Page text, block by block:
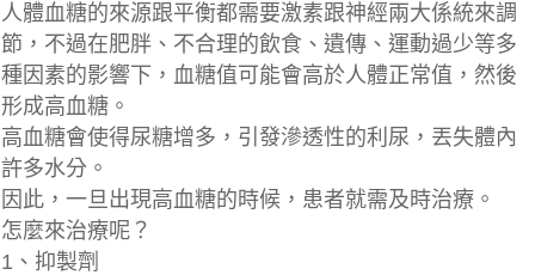
人體血糖的來源跟平衡都需要激素跟神經兩大係統來調
節，不過在肥胖、不合理的飲食、遺傳、運動過少等多
種因素的影響下，血糖值可能會高於人體正常值，然後
形成高血糖。
高血糖會使得尿糖增多，引發滲透性的利尿，丟失體內
許多水分。
因此，一旦出現高血糖的時候，患者就需及時治療。
怎麼來治療呢？
1、抑製劑